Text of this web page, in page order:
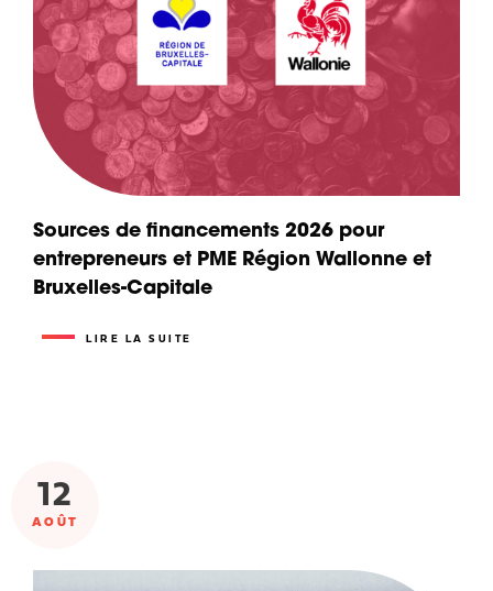
Sources de financements 2026 pour
entrepreneurs et PME Région Wallonne et
Bruxelles-Capitale
LIRE LA SUITE
12
AOÛT